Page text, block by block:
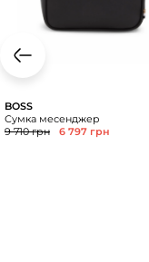
BOSS
Сумка месенджер
9 710 грн
6 797 грн